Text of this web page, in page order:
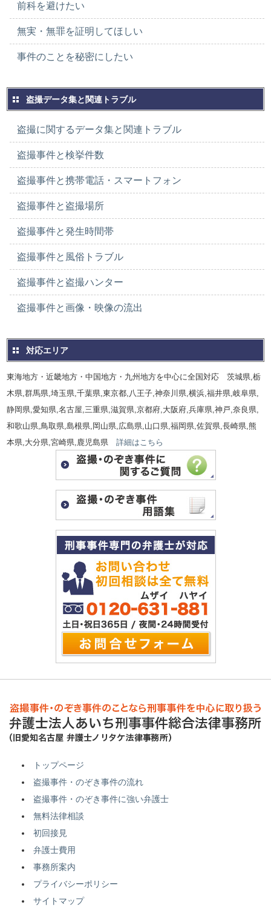
前科を避けたい
無実・無罪を証明してほしい
事件のことを秘密にしたい
盗撮データ集と関連トラブル
盗撮に関するデータ集と関連トラブル
盗撮事件と検挙件数
盗撮事件と携帯電話・スマートフォン
盗撮事件と盗撮場所
盗撮事件と発生時間帯
盗撮事件と風俗トラブル
盗撮事件と盗撮ハンター
盗撮事件と画像・映像の流出
対応エリア
東海地方・近畿地方・中国地方・九州地方を中心に全国対応 茨城県,栃
木県,群馬県,埼玉県,千葉県,東京都,八王子,神奈川県,横浜,福井県,岐阜県,
静岡県,愛知県,名古屋,三重県,滋賀県,京都府,大阪府,兵庫県,神戸,奈良県,
和歌山県,鳥取県,島根県,岡山県,広島県,山口県,福岡県,佐賀県,長崎県,熊
本県,大分県,宮崎県,鹿児島県詳細はこちら
トップページ
盗撮事件・のぞき事件の流れ
盗撮事件・のぞき事件に強い弁護士
無料法律相談
初回接見
弁護士費用
事務所案内
プライバシーポリシー
サイトマップ